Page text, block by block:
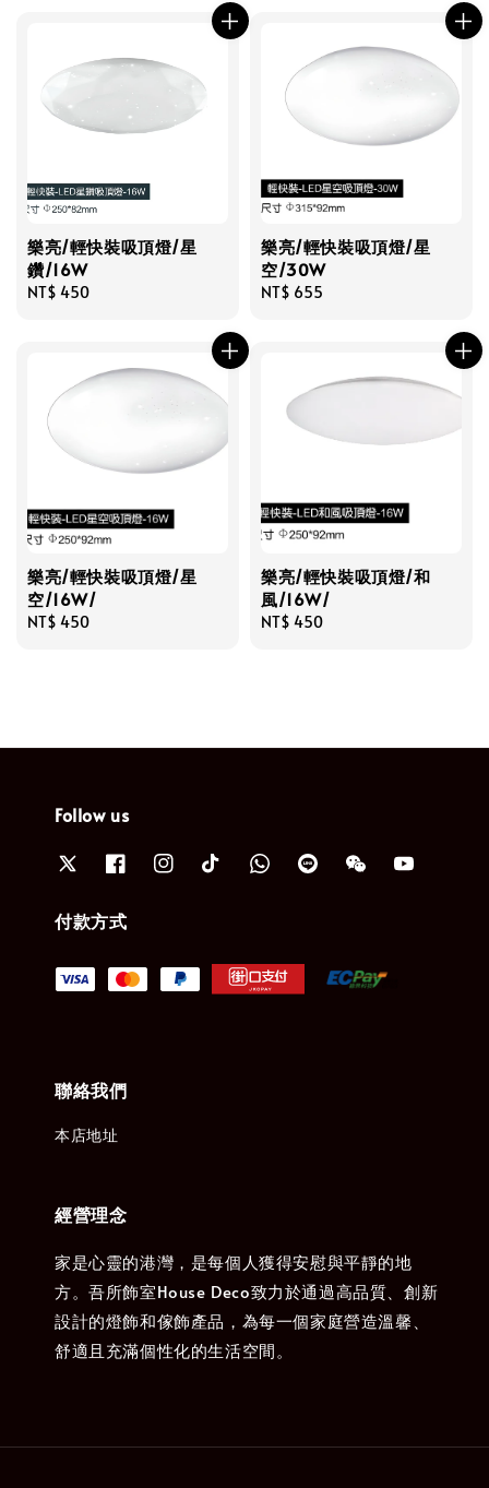
樂亮/輕快裝吸頂燈/星
鑽/16W
Regular
NT$ 450
樂亮/輕快裝吸頂燈/星
空/30W
Regular
NT$ 655
樂亮/輕快裝吸頂燈/星
空/16W/
Regular
NT$ 450
樂亮/輕快裝吸頂燈/和
風/16W/
Regular
NT$ 450
Follow us
付款方式
聯絡我們
本店地址
經營理念
家是心靈的港灣，是每個人獲得安慰與平靜的地
方。吾所飾室House Deco致力於通過高品質、創新
設計的燈飾和傢飾產品，為每一個家庭營造溫馨、
舒適且充滿個性化的生活空間。